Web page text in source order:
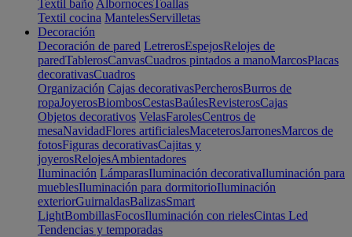
Textil baño AlbornocesToallas
Textil cocina MantelesServilletas
Decoración
Decoración de pared LetrerosEspejosRelojes de
paredTablerosCanvasCuadros pintados a manoMarcosPlacas
decorativasCuadros
Organización Cajas decorativasPercherosBurros de
ropaJoyerosBiombosCestasBaúlesRevisterosCajas
Objetos decorativos VelasFarolesCentros de
mesaNavidadFlores artificialesMaceterosJarronesMarcos de
fotosFiguras decorativasCajitas y
joyerosRelojesAmbientadores
Iluminación LámparasIluminación decorativaIluminación para
mueblesIluminación para dormitorioIluminación
exteriorGuirnaldasBalizasSmart
LightBombillasFocosIluminación con rielesCintas Led
Tendencias y temporadas